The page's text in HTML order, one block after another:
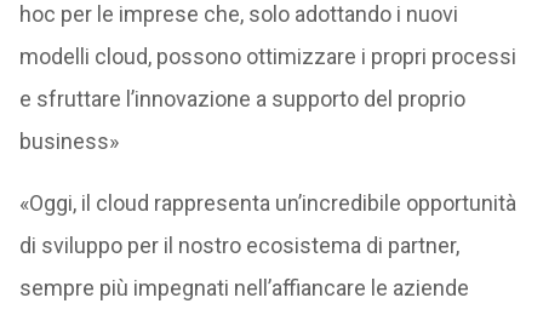
hoc per le imprese che, solo adottando i nuovi
modelli cloud, possono ottimizzare i propri processi
e sfruttare l’innovazione a supporto del proprio
business»
«Oggi, il cloud rappresenta un’incredibile opportunità
di sviluppo per il nostro ecosistema di partner,
sempre più impegnati nell’affiancare le aziende